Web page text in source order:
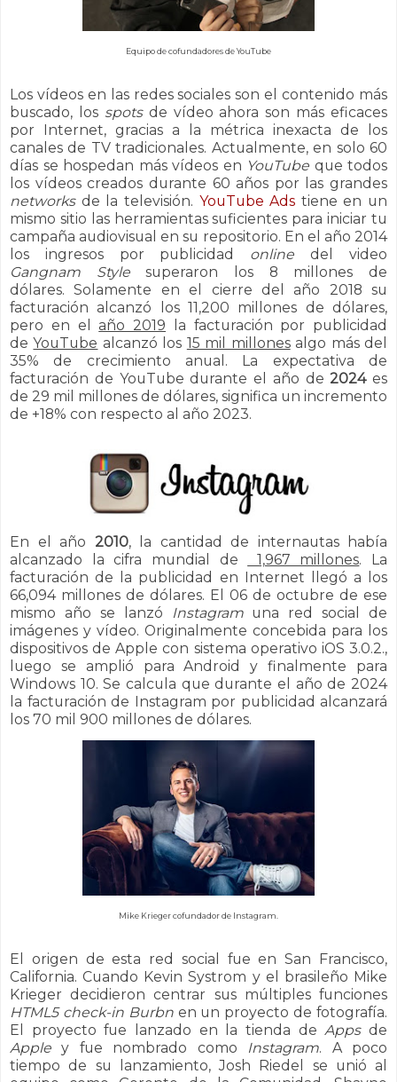
Equipo de cofundadores de YouTube
Los vídeos en las redes sociales son el contenido más
buscado, los spotsde vídeo ahora son más eficaces
por Internet, gracias a la métrica inexacta de los
canales de TV tradicionales. Actualmente, en solo 60
días se hospedan más vídeos en YouTube que todos
los vídeos creados durante 60 años por las grandes
networksde la televisión. YouTube Ads tiene en un
mismo sitio las herramientas suficientes para iniciar tu
campaña audiovisual en su repositorio. En el año 2014
los ingresos por publicidad online del video
Gangnam Stylesuperaron los 8 millones de
dólares.Solamente en el cierre del año 2018 su
facturación alcanzó los 11,200 millones de dólares,
pero en elaño 2019 la facturación por publicidad
deYouTube alcanzó los 15 mil millonesalgo más del
35% de crecimiento anual.
La expectativa de
facturación de YouTube durante el año de2024es
de 29 mil millones de dólares, significa un incremento
de +18% con respecto al año 2023.
En el año 2010, la cantidad de internautas había
alcanzado la cifra mundial de
1,967 millones. La
facturación de la publicidad en Internet llegó a los
66,094 millones de dólares. El 06 de octubre de ese
mismo año se lanzó
Instagramuna red social de
imágenes y vídeo. Originalmente concebida para los
dispositivos de Apple con sistema operativo iOS 3.0.2.,
luego se amplió para Android y finalmente para
Windows 10. Se calcula que durante el año de 2024
la facturación de Instagram por publicidad alcanzará
los 70 mil 900 millones de dólares.
Mike Krieger cofundador de Instagram.
El origen de esta red social fue en San Francisco,
California. Cuando Kevin Systrom y el brasileño Mike
Krieger decidieron centrar sus múltiples funciones
HTML5 check-in Burbnen un proyecto de fotografía.
El proyecto fue lanzado en la tienda de Appsde
Apple y fue nombrado como Instagram. A poco
tiempo de su lanzamiento, Josh Riedel se unió al